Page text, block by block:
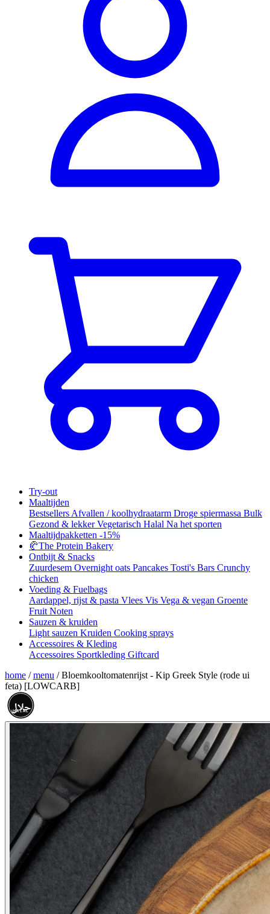
Try-out
Maaltijden
Bestsellers Afvallen / koolhydraatarm Droge spiermassa Bulk
Gezond & lekkerVegetarisch Halal Na het sporten
Maaltijdpakketten -15%
🥐The Protein Bakery
Ontbijt & Snacks
Zuurdesem Overnight oats Pancakes Tosti's Bars Crunchy
chicken
Voeding & Fuelbags
Aardappel, rijst & pasta Vlees Vis Vega & vegan Groente
Fruit Noten
Sauzen & kruiden
Light sauzen Kruiden Cooking sprays
Accessoires & Kleding
Accessoires Sportkleding Giftcard
home / menu / Bloemkooltomatenrijst - Kip Greek Style (rode ui
feta) [LOWCARB]
حلال
HALAL